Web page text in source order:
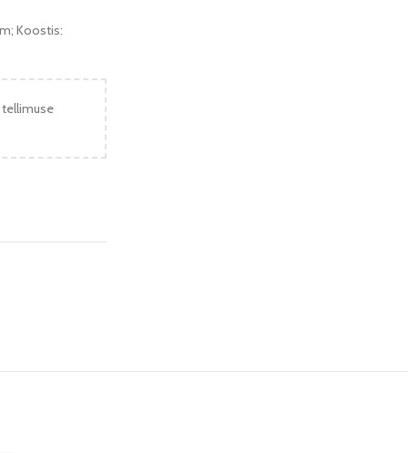
Koostis: